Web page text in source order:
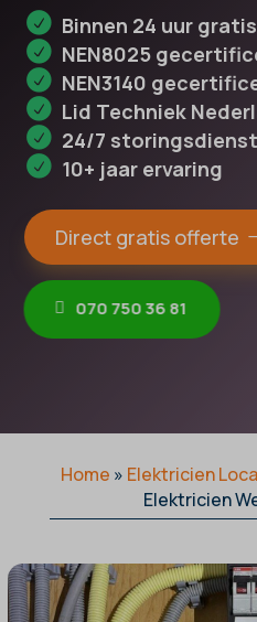
Binnen 24 uur
NEN8025
NEN3140
Lid Techniek
24/7 storingsdienst
10+ jaar ervaring
Direct gratis offerte
070 750 36 81
Home » Elektricien
Elektricien